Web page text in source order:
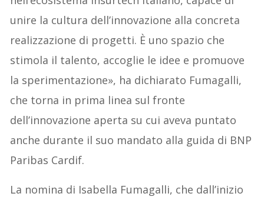
unire la cultura dell’innovazione alla concreta
realizzazione di progetti. È uno spazio che
stimola il talento, accoglie le idee e promuove
la sperimentazione», ha dichiarato Fumagalli,
che torna in prima linea sul fronte
dell’innovazione aperta su cui aveva puntato
anche durante il suo mandato alla guida di BNP
Paribas Cardif.
La nomina di Isabella Fumagalli, che dall’inizio